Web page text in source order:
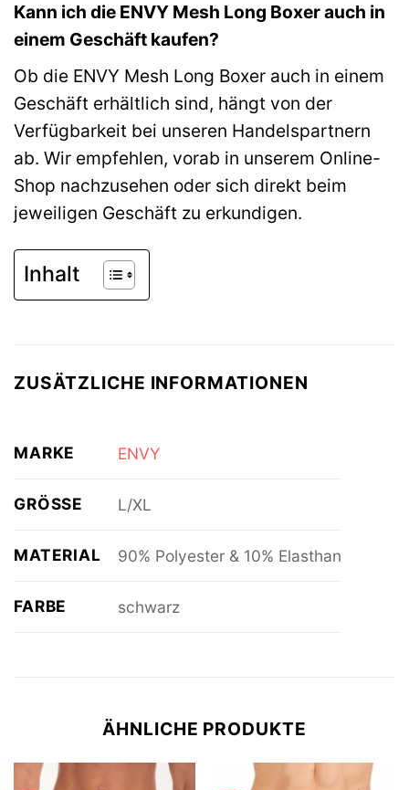
Kann ich die ENVY Mesh Long Boxer auch in
einem Geschäft kaufen?
Ob die ENVY Mesh Long Boxer auch in einem
Geschäft erhältlich sind, hängt von der
Verfügbarkeit bei unseren Handelspartnern
ab. Wir empfehlen, vorab in unserem Online-
Shop nachzusehen oder sich direkt beim
jeweiligen Geschäft zu erkundigen.
Inhalt
ZUSÄTZLICHE INFORMATIONEN
MARKE ENVY
GRÖSSE L/XL
MATERIAL 90% Polyester & 10% Elasthan
FARBE schwarz
ÄHNLICHE PRODUKTE